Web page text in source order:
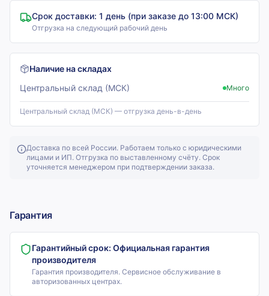
Срок доставки: 1 день (при заказе до 13:00 МСК)
Отгрузка на следующий рабочий день
Наличие на складах
Центральный склад (МСК)
Много
Центральный склад (МСК) — отгрузка день-в-день
Доставка по всей России. Работаем только с юридическими
лицами и ИП. Отгрузка по выставленному счёту. Срок
уточняется менеджером при подтверждении заказа.
Гарантия
Гарантийный срок: Официальная гарантия
производителя
Гарантия производителя. Сервисное обслуживание в
авторизованных центрах.